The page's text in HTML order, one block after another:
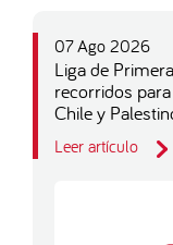
07 Ago 2026
Liga de
recorridos
Chile y
Leer artículo